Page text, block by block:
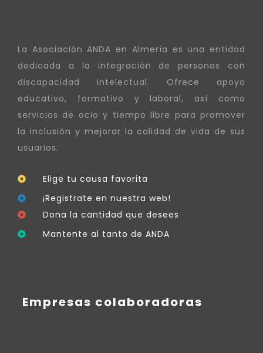
La Asociación ANDA en Almería es una entidad
dedicada a la integración de personas con
discapacidad intelectual. Ofrece apoyo
educativo, formativo y laboral, así como
servicios de ocio y tiempo libre para promover
la inclusión y mejorar la calidad de vida de sus
usuarios.
Elige tu causa favorita
¡Registrate en nuestra web!
Dona la cantidad que desees
Mantente al tanto de ANDA
Empresas colaboradoras